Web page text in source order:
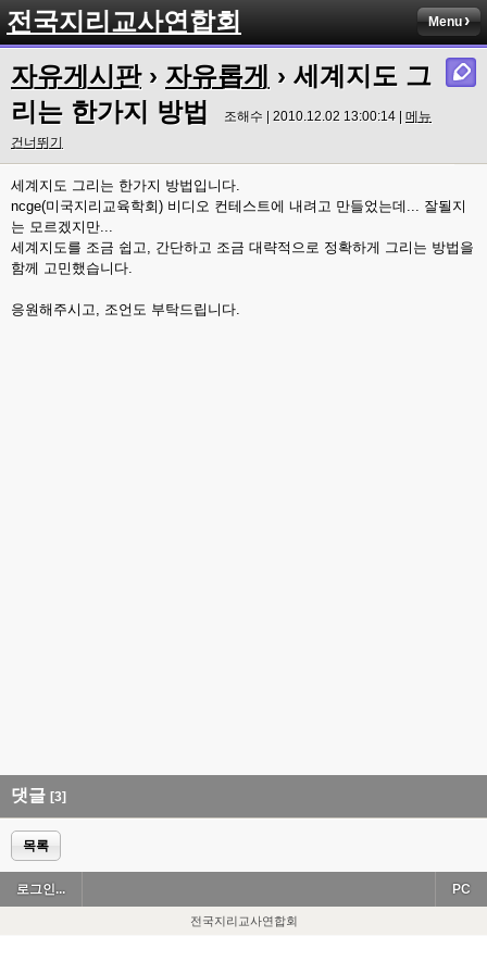
전국지리교사연합회 Menu
자유게시판› 자유롭게 › 세계지도 그
리는 한가지 방법
조해수 | 2010.12.02 13:00:14 | 메뉴
건너뛰기
세계지도 그리는 한가지 방법입니다.
ncge(미국지리교육학회) 비디오 컨테스트에 내려고 만들었는데... 잘될지
는 모르겠지만...
세계지도를 조금 쉽고, 간단하고 조금 대략적으로 정확하게 그리는 방법을
함께 고민했습니다.
응원해주시고, 조언도 부탁드립니다.
댓글 [3]
목록
로그인... PC
전국지리교사연합회